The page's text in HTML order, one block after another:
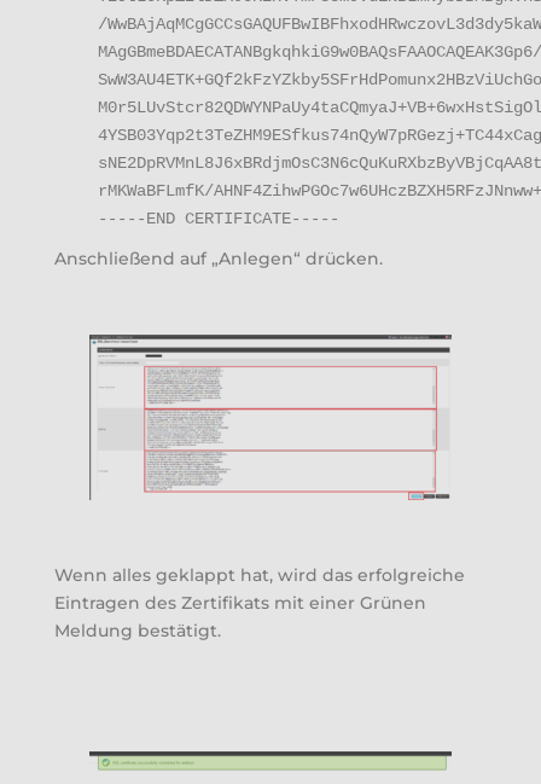
/
rMKWaBFLmfK/
Anschließend auf „Anlegen“ drücken.
Wenn alles geklappt hat, wird das erfolgreiche
Eintragen des Zertifikats mit einer Grünen
Meldung bestätigt.